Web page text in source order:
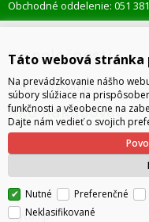
Obchodné oddelenie: 051
O spoločnosti
Kto je citycomp
Ako nakupovať
citycomp
Táto webová stránka
Na prevádzkovanie nášho
súbory slúžiace na
funkčnosti a všeobecne na
Dajte nám vedieť o svojich
Nutné Preferenčné
Neklasifikované